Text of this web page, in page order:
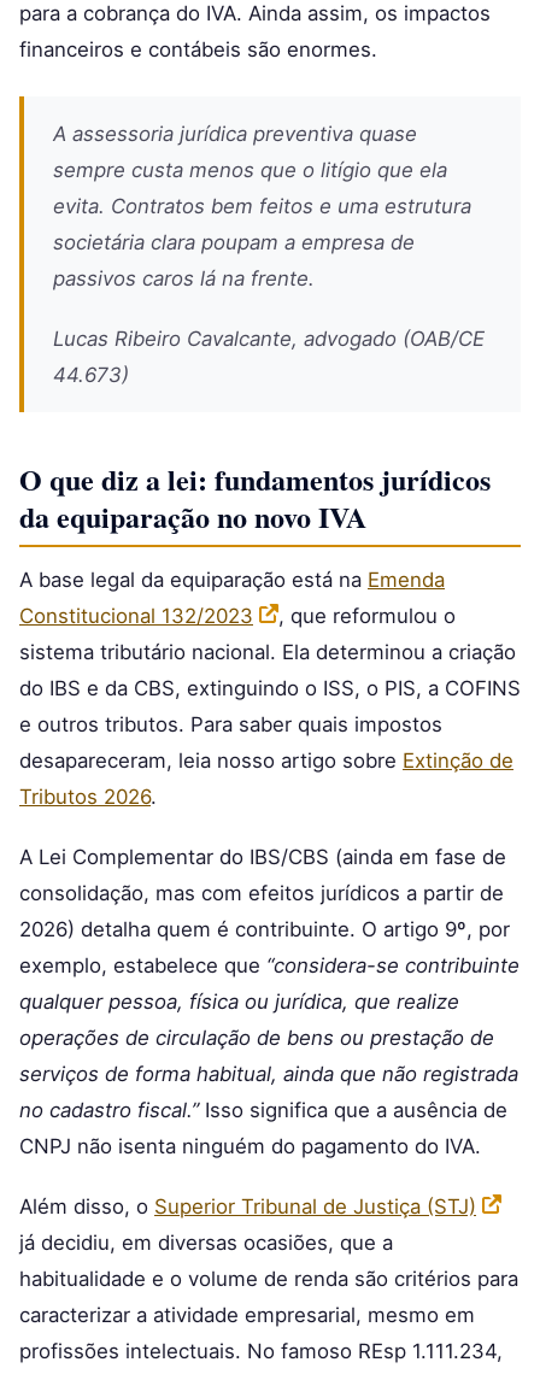
para a cobrança do IVA. Ainda assim, os impactos
financeiros e contábeis são enormes.
A assessoria jurídica preventiva quase
sempre custa menos que o litígio que ela
evita. Contratos bem feitos e uma estrutura
societária clara poupam a empresa de
passivos caros lá na frente.
Lucas Ribeiro Cavalcante, advogado (OAB/CE
44.673)
O que diz a lei: fundamentos jurídicos
da equiparação no novo IVA
A base legal da equiparação está na Emenda
Constitucional 132/2023
, que reformulou o
sistema tributário nacional. Ela determinou a criação
do IBS e da CBS, extinguindo o ISS, o PIS, a COFINS
e outros tributos. Para saber quais impostos
desapareceram, leia nosso artigo sobre Extinção de
Tributos 2026.
A Lei Complementar do IBS/CBS (ainda em fase de
consolidação, mas com efeitos jurídicos a partir de
2026) detalha quem é contribuinte. O artigo 9º, por
exemplo, estabelece que “considera-se contribuinte
qualquer pessoa, física ou jurídica, que realize
operações de circulação de bens ou prestação de
serviços de forma habitual, ainda que não registrada
no cadastro fiscal.”Isso significa que a ausência de
CNPJ não isenta ninguém do pagamento do IVA.
Além disso, o Superior Tribunal de Justiça (STJ)
já decidiu, em diversas ocasiões, que a
habitualidade e o volume de renda são critérios para
caracterizar a atividade empresarial, mesmo em
profissões intelectuais. No famoso REsp 1.111.234,